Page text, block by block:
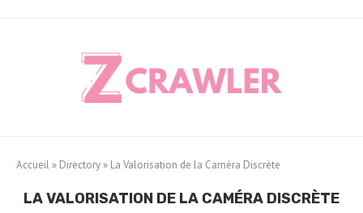
Accueil » Directory » La Valorisation de la Caméra Discrète
LA VALORISATION DE LA CAMÉRA DISCRÈTE